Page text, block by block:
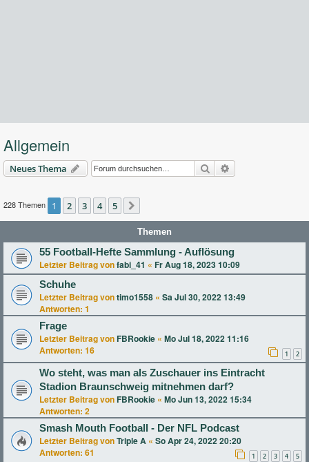
Allgemein
Neues Thema Suche
228 Themen 1 2 3 4 5
Themen
55 Football-Hefte Sammlung - Auflösung
Letzter Beitrag vonfabi_41 « Fr Aug 18, 2023 10:09
Schuhe
Letzter Beitrag vontimo1558 « Sa Jul 30, 2022 13:49
Antworten: 1
Frage
Letzter Beitrag von FBRookie « Mo Jul 18, 2022 11:16
Antworten: 16 1 2
Wo steht, was man als Zuschauer ins Eintracht
Stadion Braunschweig mitnehmen darf?
Letzter Beitrag von FBRookie « Mo Jun 13, 2022 15:34
Antworten: 2
Smash Mouth Football - Der NFL Podcast
Letzter Beitrag vonTriple A « So Apr 24, 2022 20:20
Antworten: 61 1 2 3 4 5